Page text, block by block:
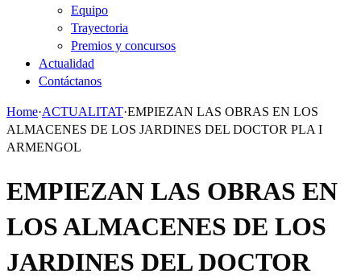
Equipo
Trayectoria
Premios y concursos
Actualidad
Contáctanos
Home·ACTUALITAT·EMPIEZAN LAS OBRAS EN LOS
ALMACENES DE LOS JARDINES DEL DOCTOR PLA I
ARMENGOL
EMPIEZAN LAS OBRAS EN
LOS ALMACENES DE LOS
JARDINES DEL DOCTOR